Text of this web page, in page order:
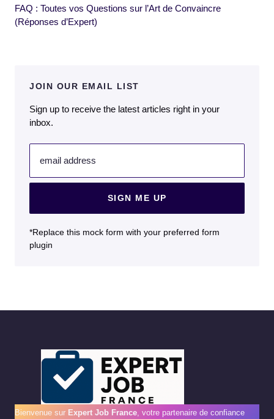
FAQ : Toutes vos Questions sur l’Art de Convaincre
(Réponses d’Expert)
JOIN OUR EMAIL LIST
Sign up to receive the latest articles right in your
inbox.
email address
SIGN ME UP
*Replace this mock form with your preferred form
plugin
Bienvenue sur Expert Job France , votre partenaire de confiance